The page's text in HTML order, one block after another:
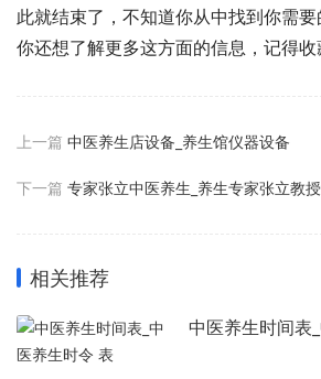
此就结束了，不知道你从中找到你需
你还想了解更多这方面的信息，记得收
上一篇 中医养生店设备_养生馆仪器设备
下一篇 专家张立中医养生_养生专家张立教
相关推荐
中医养生时间表